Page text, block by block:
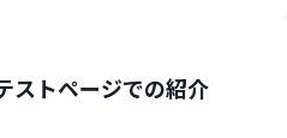
ストページでの紹介